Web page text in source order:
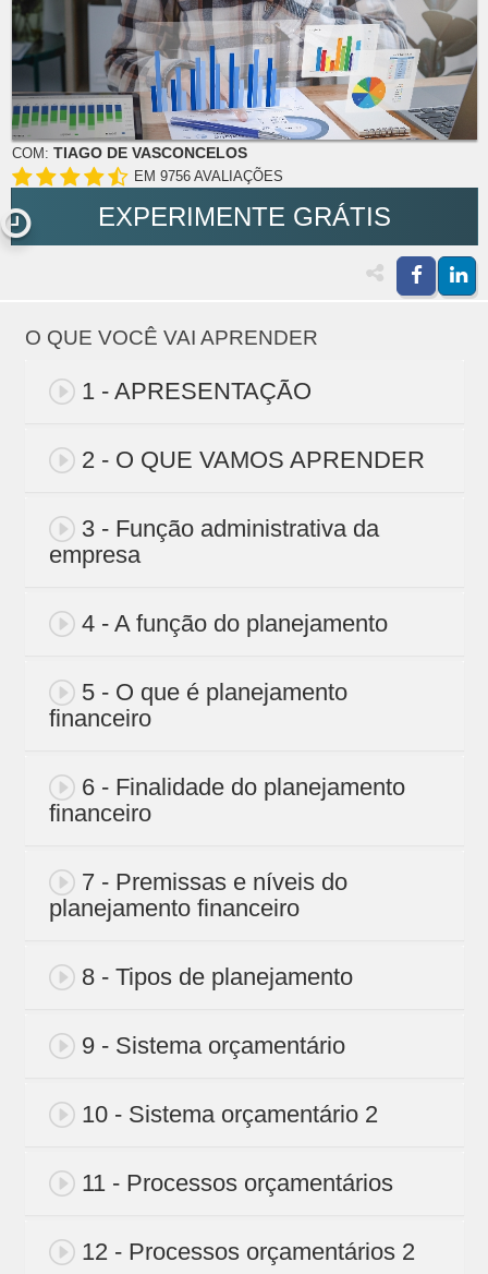
COM: TIAGO DE VASCONCELOS
EM 9756 AVALIAÇÕES
EXPERIMENTE GRÁTIS
O QUE VOCÊ VAI APRENDER
1 - APRESENTAÇÃO
2 - O QUE VAMOS APRENDER
3 - Função administrativa da
empresa
4 - A função do planejamento
5 - O que é planejamento
financeiro
6 - Finalidade do planejamento
financeiro
7 - Premissas e níveis do
planejamento financeiro
8 - Tipos de planejamento
9 - Sistema orçamentário
10 - Sistema orçamentário 2
11 - Processos orçamentários
12 - Processos orçamentários 2